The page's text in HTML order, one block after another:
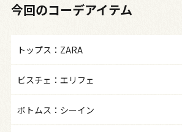
今回のコーデアイテム
トップス：ZARA
ビスチェ：エリフェ
ボトムス：シーイン